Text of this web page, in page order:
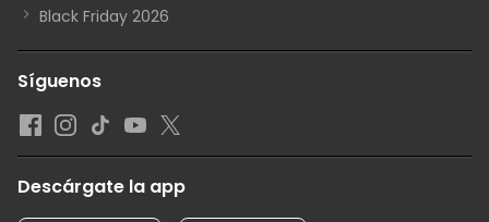
Black Friday 2026
Síguenos
Descárgate la app